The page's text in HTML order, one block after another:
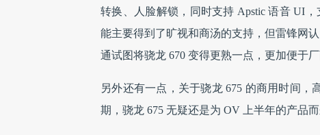
转换、人脸解锁，同时支持 Apstic 语音 UI
能主要得到了旷视和商汤的支持，但雷锋网
通试图将骁龙 670 变得更熟一点，更加便于厂
另外还有一点，关于骁龙 675 的商用时间，
期，骁龙 675 无疑还是为 OV 上半年的产品而